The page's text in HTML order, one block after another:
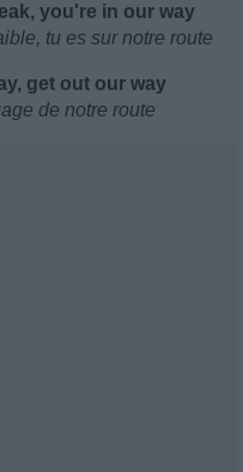
you're in our way
tu es sur notre route
get out our way
de notre route